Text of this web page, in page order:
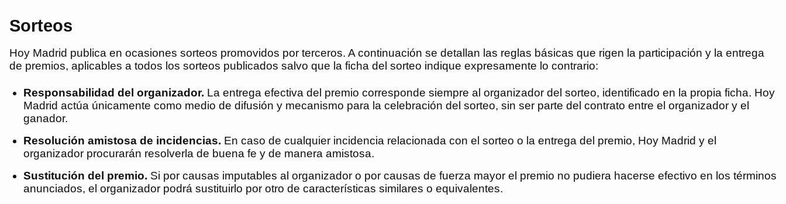
Sorteos
Hoy Madrid publica en ocasiones sorteos promovidos por terceros. A continuación se detallan las reglas básicas que rigen la participación y la entrega
de premios, aplicables a todos los sorteos publicados salvo que la ficha del sorteo indique expresamente lo contrario:
Responsabilidad del organizador. La entrega efectiva del premio corresponde siempre al organizador del sorteo, identificado en la propia ficha. Hoy
Madrid actúa únicamente como medio de difusión y mecanismo para la celebración del sorteo, sin ser parte del contrato entre el organizador y el
ganador.
Resolución amistosa de incidencias. En caso de cualquier incidencia relacionada con el sorteo o la entrega del premio, Hoy Madrid y el
organizador procurarán resolverla de buena fe y de manera amistosa.
Sustitución del premio. Si por causas imputables al organizador o por causas de fuerza mayor el premio no pudiera hacerse efectivo en los términos
anunciados, el organizador podrá sustituirlo por otro de características similares o equivalentes.